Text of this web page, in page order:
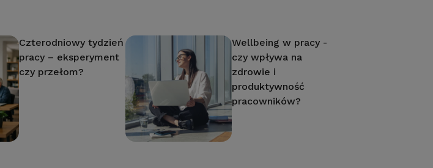
Czterodniowy tydzień
pracy – eksperyment
czy przełom?
Wellbeing w pracy -
czy wpływa na
zdrowie i
produktywność
pracowników?